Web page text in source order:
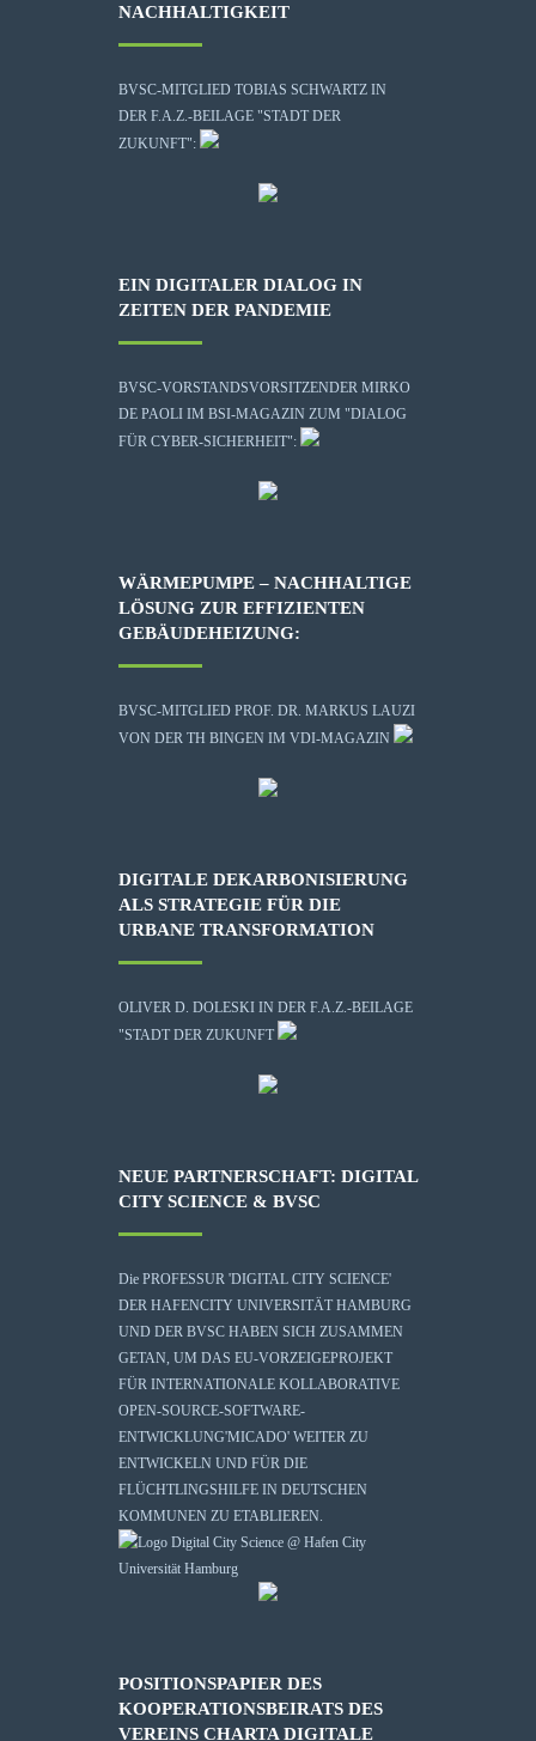
NACHHALTIGKEIT
BVSC-MITGLIED TOBIAS SCHWARTZ IN
DER F.A.Z.-BEILAGE "STADT DER
ZUKUNFT":
EIN DIGITALER DIALOG IN
ZEITEN DER PANDEMIE
BVSC-VORSTANDSVORSITZENDER MIRKO
DE PAOLI IM BSI-MAGAZIN ZUM "DIALOG
FÜR CYBER-SICHERHEIT":
WÄRMEPUMPE – NACHHALTIGE
LÖSUNG ZUR EFFIZIENTEN
GEBÄUDEHEIZUNG:
BVSC-MITGLIED PROF. DR. MARKUS LAUZI
VON DER TH BINGEN IM VDI-MAGAZIN
DIGITALE DEKARBONISIERUNG
ALS STRATEGIE FÜR DIE
URBANE TRANSFORMATION
OLIVER D. DOLESKI IN DER F.A.Z.-BEILAGE
"STADT DER ZUKUNFT
NEUE PARTNERSCHAFT: DIGITAL
CITY SCIENCE & BVSC
Die PROFESSUR 'DIGITAL CITY SCIENCE'
DER HAFENCITY UNIVERSITÄT HAMBURG
UND DER BVSC HABEN SICH ZUSAMMEN
GETAN, UM DAS EU-VORZEIGEPROJEKT
FÜR INTERNATIONALE KOLLABORATIVE
OPEN-SOURCE-SOFTWARE-
ENTWICKLUNG'MICADO' WEITER ZU
ENTWICKELN UND FÜR DIE
FLÜCHTLINGSHILFE IN DEUTSCHEN
KOMMUNEN ZU ETABLIEREN.
POSITIONSPAPIER DES
KOOPERATIONSBEIRATS DES
VEREINS CHARTA DIGITALE